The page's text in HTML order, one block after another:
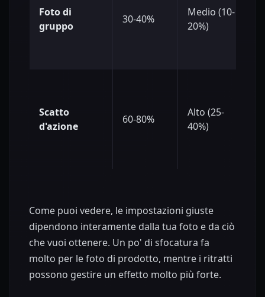
Foto di
gruppo
30-40%
Medio (10-
20%)
Scatto
d'azione
60-80%
Alto (25-
40%)
Come puoi vedere, le impostazioni giuste
dipendono interamente dalla tua foto e da ciò
che vuoi ottenere. Un po' di sfocatura fa
molto per le foto di prodotto, mentre i ritratti
possono gestire un effetto molto più forte.